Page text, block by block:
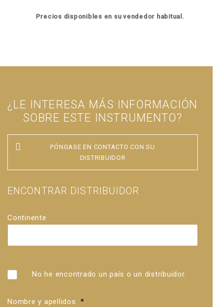
Precios disponibles en su vendedor habitual.
¿LE INTERESA MÁS INFORMACIÓN
SOBRE ESTE INSTRUMENTO?
PÓNGASE EN CONTACTO CON SU
DISTRIBUIDOR
ENCONTRAR DISTRIBUIDOR
Continente
No he encontrado un país o un distribuidor.
Nombre y apellidos *